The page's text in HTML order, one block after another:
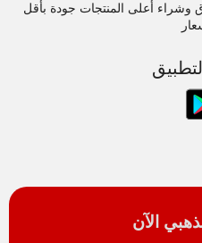
وشراء أعلى المنتجات جودة بأقل
الآن